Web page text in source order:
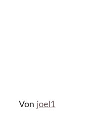
Von joel1